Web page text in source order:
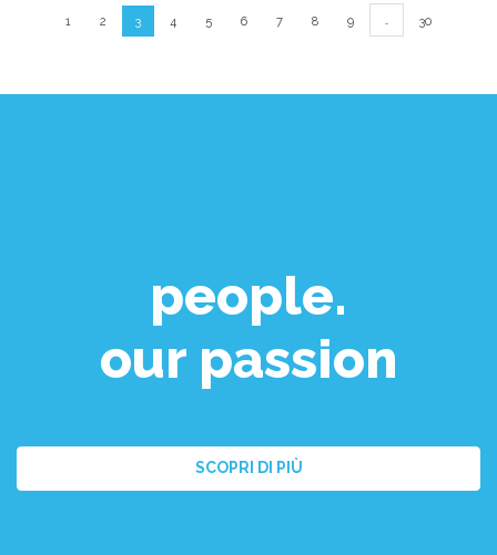
1 2 3 4 5 6 7 8 9 30
people.
our passion
SCOPRI DI PIÙ